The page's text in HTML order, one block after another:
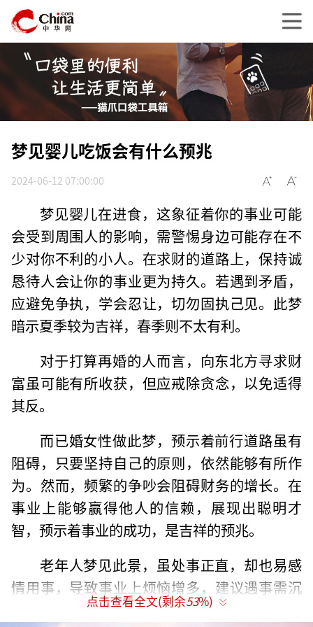
梦见婴儿吃饭会有什么预兆
2024-06-12 07:00:00
梦见婴儿在进食，这象征着你的事业可能
会受到周围人的影响，需警惕身边可能存在不
少对你不利的小人。在求财的道路上，保持诚
恳待人会让你的事业更为持久。若遇到矛盾，
应避免争执，学会忍让，切勿固执己见。此梦
暗示夏季较为吉祥，春季则不太有利。
对于打算再婚的人而言，向东北方寻求财
富虽可能有所收获，但应戒除贪念，以免适得
其反。
而已婚女性做此梦，预示着前行道路虽有
阻碍，只要坚持自己的原则，依然能够有所作
为。然而，频繁的争吵会阻碍财务的增长。在
事业上能够赢得他人的信赖，展现出聪明才
智，预示着事业的成功，是吉祥的预兆。
老年人梦见此景，虽处事正直，却也易感
情用事，导致事业上烦恼增多，建议遇事需沉
稳，避免过于激进。点击查看全文(剩余53%)